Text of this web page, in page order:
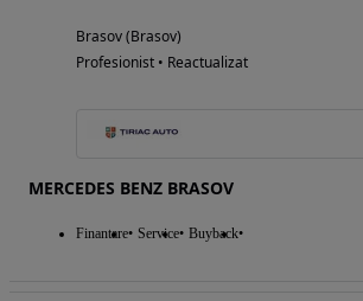
Brasov (Brasov)
Profesionist • Reactualizat
MERCEDES BENZ BRASOV
Finantare Service Buyback